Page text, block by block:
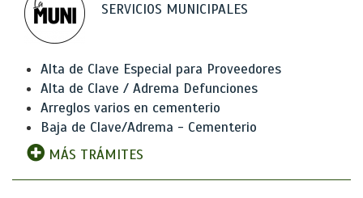
SERVICIOS MUNICIPALES
Alta de Clave Especial para Proveedores
Alta de Clave / Adrema Defunciones
Arreglos varios en cementerio
Baja de Clave/Adrema - Cementerio
MÁS TRÁMITES